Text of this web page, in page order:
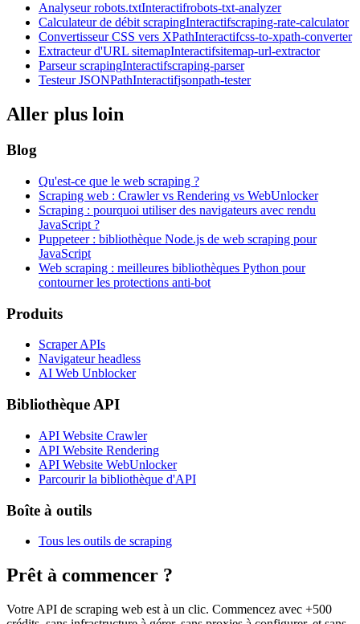
Analyseur robots.txtInteractifrobots-txt-analyzer
Calculateur de débit scrapingInteractifscraping-rate-calculator
Convertisseur CSS vers XPathInteractifcss-to-xpath-converter
Extracteur d'URL sitemapInteractifsitemap-url-extractor
Parseur scrapingInteractifscraping-parser
Testeur JSONPathInteractifjsonpath-tester
Aller plus loin
Blog
Qu'est-ce que le web scraping ?
Scraping web : Crawler vs Rendering vs WebUnlocker
Scraping : pourquoi utiliser des navigateurs avec rendu
JavaScript ?
Puppeteer : bibliothèque Node.js de web scraping pour
JavaScript
Web scraping : meilleures bibliothèques Python pour
contourner les protections anti-bot
Produits
Scraper APIs
Navigateur headless
AI Web Unblocker
Bibliothèque API
API Website Crawler
API Website Rendering
API Website WebUnlocker
Parcourir la bibliothèque d'API
Boîte à outils
Tous les outils de scraping
Prêt à commencer ?
Votre API de scraping web est à un clic. Commencez avec +500